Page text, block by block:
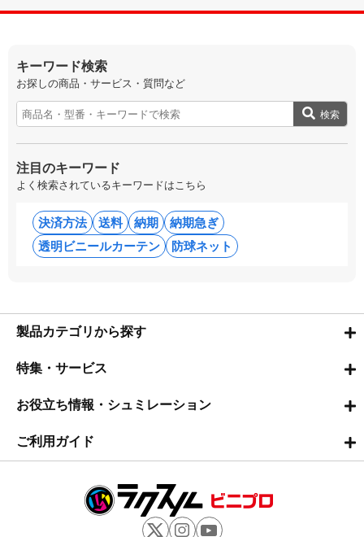
キーワード検索
お探しの商品・サービス・質問など
検索
注目のキーワード
よく検索されているキーワードはこちら
決済方法 送料 納期
納期急ぎ
透明ビニールカーテン
防球ネット
製品カテゴリから探す
特集・サービス
お役立ち情報・シュミレーション
ご利用ガイド